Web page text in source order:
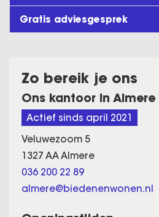
Gratis adviesgesprek
Zo bereik je ons
Ons kantoor in Almere
Actief sinds april 2021
Veluwezoom 5
1327 AA Almere
036 200 22 89
almere@biedenenwonen.nl